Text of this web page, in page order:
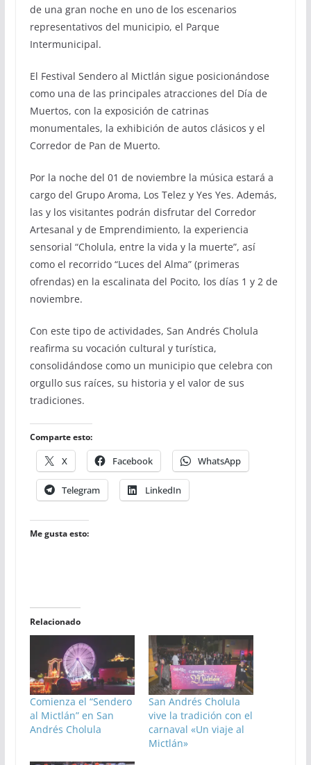
de una gran noche en uno de los escenarios
representativos del municipio, el Parque
Intermunicipal.
El Festival Sendero al Mictlán sigue posicionándose
como una de las principales atracciones del Día de
Muertos, con la exposición de catrinas
monumentales, la exhibición de autos clásicos y el
Corredor de Pan de Muerto.
Por la noche del 01 de noviembre la música estará a
cargo del Grupo Aroma, Los Telez y Yes Yes. Además,
las y los visitantes podrán disfrutar del Corredor
Artesanal y de Emprendimiento, la experiencia
sensorial “Cholula, entre la vida y la muerte”, así
como el recorrido “Luces del Alma” (primeras
ofrendas) en la escalinata del Pocito, los días 1 y 2 de
noviembre.
Con este tipo de actividades, San Andrés Cholula
reafirma su vocación cultural y turística,
consolidándose como un municipio que celebra con
orgullo sus raíces, su historia y el valor de sus
tradiciones.
Comparte esto:
X Facebook WhatsApp
Telegram LinkedIn
Me gusta esto:
Relacionado
Comienza el “Sendero
al Mictlán” en San
Andrés Cholula
San Andrés Cholula
vive la tradición con el
carnaval «Un viaje al
Mictlán»